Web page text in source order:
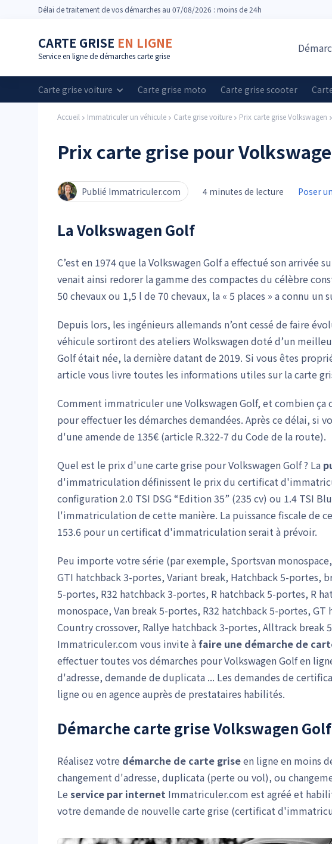
Délai de traitement de vos démarches au 07/08/2026 : moins de 24h
CARTE GRISE EN LIGNE
Service en ligne de démarches carte grise
Carte grise voiture Carte grise moto Carte grise scooter
Accueil Immatriculer un véhicule Carte grise voiture Prix carte grise Volkswagen
Prix carte grise pour
Publié Immatriculer.com 4 minutes de lecture Poser
La Volkswagen Golf
C’est en 1974 que la Volkswagen Golf a effectué son
venait ainsi redorer la gamme des compactes du célèbre
50 chevaux ou 1,5 l de 70 chevaux, la « 5 places » a connu un
Depuis lors, les ingénieurs allemands n’ont cessé de faire
véhicule sortiront des ateliers Wolkswagen doté d’un
Golf était née, la dernière datant de 2019. Si vous êtes
article vous livre toutes les informations utiles sur la carte
Comment immatriculer une Volkswagen Golf, et combien ça
pour effectuer les démarches demandées. Après ce délai, si
d'une amende de 135€ (article R.322-7 du Code de la route).
Quel est le prix d'une carte grise pour Volkswagen Golf ? La
d'immatriculation définissent le prix du certificat
configuration 2.0 TSI DSG “Edition 35” (235 cv) ou 1.4 TSI
l'immatriculation de cette manière. La puissance fiscale de
153.6 pour un certificat d'immatriculation serait à prévoir.
Peu importe votre série (par exemple, Sportsvan
GTI hatchback 3-portes, Variant break, Hatchback 5-portes,
5-portes, R32 hatchback 3-portes, R hatchback 5-portes, R
monospace, Van break 5-portes, R32 hatchback 5-portes,
Country crossover, Rallye hatchback 3-portes, Alltrack
Immatriculer.com vous invite àfaire une démarche de
effectuer toutes vos démarches pour Volkswagen Golf en
d'adresse, demande de duplicata ... Les demandes de
ligne ou en agence auprès de prestataires habilités.
Démarche carte grise Volkswagen Golf
Réalisez votre démarche de carte griseen ligne en moins
changement d'adresse, duplicata (perte ou vol), ou
Le service par internet Immatriculer.com est agréé et
votre demande de nouvelle carte grise (certificat